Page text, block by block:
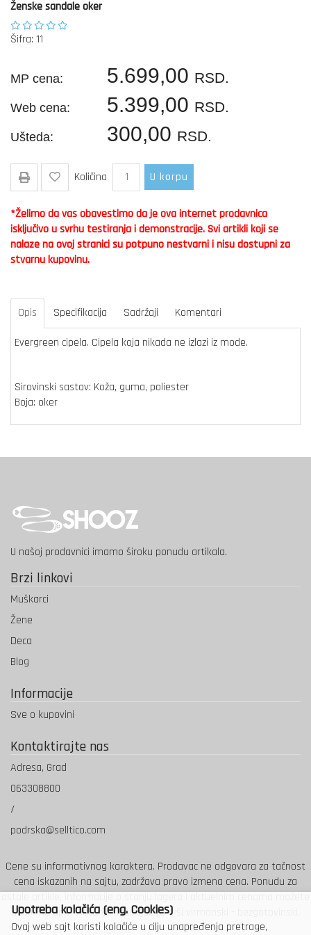
Ženske sandale oker
Šifra: 11
MP cena: 5.699,00 RSD.
Web cena: 5.399,00 RSD.
Ušteda: 300,00 RSD.
Količina U korpu
*Želimo da vas obavestimo da je ova internet prodavnica
isključivo u svrhu testiranja i demonstracije. Svi artikli koji se
nalaze na ovoj stranici su potpuno nestvarni i nisu dostupni za
stvarnu kupovinu.
Opis Specifikacija Sadržaji Komentari
Evergreen cipela. Cipela koja nikada ne izlazi iz mode.
Sirovinski sastav: Koža, guma, poliester
Boja: oker
U našoj prodavnici imamo široku ponudu artikala.
Brzi linkovi
Muškarci
Žene
Deca
Blog
Informacije
Sve o kupovini
Kontaktirajte nas
Adresa, Grad
063308800
/
podrska@selltico.com
Cene su informativnog karaktera. Prodavac ne odgovara za tačnost
cena iskazanih na sajtu, zadržava pravo izmena cena. Ponudu za
dobiti na upit. Plaćanje se isključivo vrši virmanski - bezgotovinski.
Upotreba kolačića (eng. Cookies)
Ovaj web sajt koristi kolačiće u cilju unapređenja pretrage,